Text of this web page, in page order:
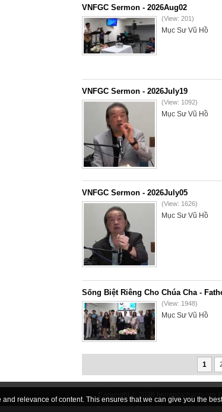
VNFGC Sermon - 2026Aug02
(View: 201)
Mục Sư Vũ Hồ
VNFGC Sermon - 2026July19
(View: 1092)
Mục Sư Vũ Hồ
VNFGC Sermon - 2026July05
(View: 1626)
Mục Sư Vũ Hồ
Sống Biệt Riêng Cho Chúa Cha -
(View: 1948)
Mục Sư Vũ Hồ
1
Copyright © 2026 tiengnoichanly.org
relevance of content. This ensures that we can give you the